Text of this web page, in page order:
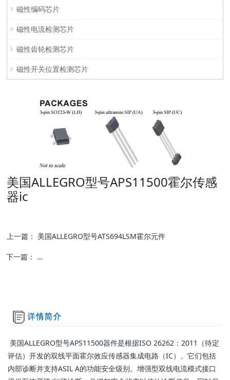
磁性编码芯片
磁性电流检测芯片
磁性齿轮检测芯片
磁性开关位置检测芯片
美国ALLEGRO型号APS11500霍尔传感
器ic
上一篇： 美国ALLEGRO型号ATS694LSM霍尔元件
下一篇：
美国ALLEGRO型号ACS71240汽车级霍尔效应电流传感器ic
美国ALLEGRO型号APS11500器件是根据ISO 26262：2011（待定
评估）开发的双线平面霍尔效应传感器集成电路（IC）。它们包括
内部诊断并支持ASIL A的功能安全级别。增强型双线电流模式接口